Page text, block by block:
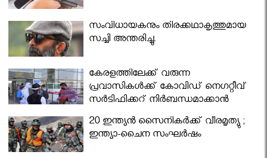
സംവിധായകനും തിരക്കഥാകൃത്തുമായ
സച്ചി അന്തരിച്ചു.
കേരളത്തിലേക്ക് വരുന്ന
പ്രവാസികള്‍ക്ക് കോവിഡ് നെഗറ്റീവ്
സര്‍ട്ടിഫിക്കറ്റ് നിർബന്ധമാക്കാൻ
മന്ത്രിസഭ
20 ഇന്ത്യൻ സൈനികർക്ക് വീരമൃത്യു ;
ഇന്ത്യാ-ചൈന സംഘർഷം